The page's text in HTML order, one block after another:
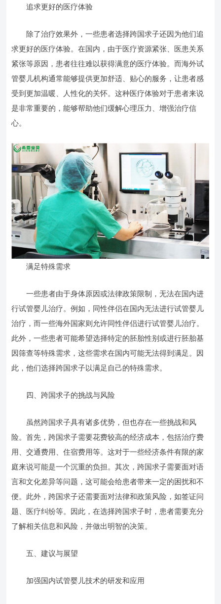
追求更好的医疗体验
除了治疗效果外，一些患者选择跨国求子还因为他们追
求更好的医疗体验。在国内，由于医疗资源紧张、医患关系
紧张等原因，患者往往难以获得满意的医疗体验。而海外试
管婴儿机构通常能够提供更加舒适、贴心的服务，让患者感
受到更加温暖、人性化的关怀。这种医疗体验对于患者来说
是非常重要的，能够帮助他们缓解心理压力、增强治疗信
心。
满足特殊需求
一些患者由于身体原因或法律政策限制，无法在国内进
行试管婴儿治疗。例如，同性伴侣在国内无法进行试管婴儿
治疗，而一些海外国家则允许同性伴侣进行试管婴儿治疗。
此外，一些患者可能希望选择特定的胚胎性别或进行胚胎基
因筛查等特殊需求，这些需求在国内可能无法得到满足。因
此，他们选择跨国求子以满足自己的特殊需求。
四、跨国求子的挑战与风险
虽然跨国求子具有诸多优势，但也存在一些挑战和风
险。首先，跨国求子需要花费较高的经济成本，包括治疗费
用、交通费用、住宿费用等。这对于一些经济条件有限的家
庭来说可能是一个沉重的负担。其次，跨国求子需要面对语
言和文化差异等问题，这可能会给患者带来一定的困扰和不
便。此外，跨国求子还需要面对法律和政策风险，如签证问
题、医疗纠纷等。因此，在选择跨国求子时，患者需要充分
了解相关信息和风险，并做出明智的决策。
五、建议与展望
加强国内试管婴儿技术的研发和应用